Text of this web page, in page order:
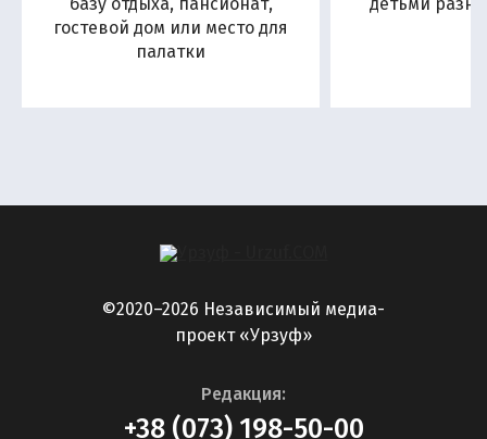
базу отдыха, пансионат,
гостевой дом или место для
палатки
детьми
©2020–2026 Независимый медиа-
проект «Урзуф»
Редакция:
+38 (073) 198-50-00